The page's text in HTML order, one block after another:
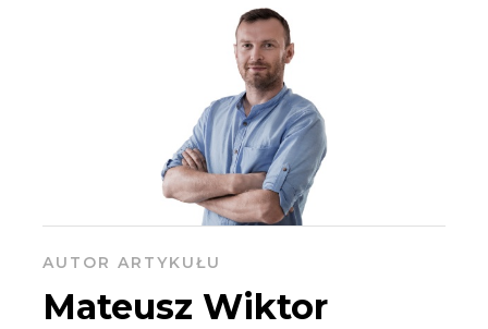
AUTOR ARTYKUŁU
Mateusz Wiktor